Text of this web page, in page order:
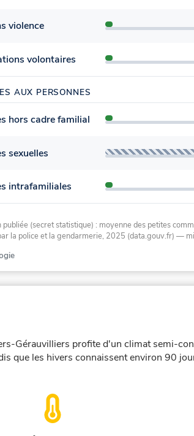
violence
volontaires
AUX PERSONNES
hors cadre familial
sexuelles
intrafamiliales
publiée (secret statistique) : moyenne des petites
la police et la gendarmerie, 2025 (data.gouv.fr) —
Gérauvilliers profite d'un climat semi-
que les hivers connaissent environ 90